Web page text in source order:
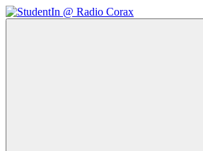
Zum
Inhalt